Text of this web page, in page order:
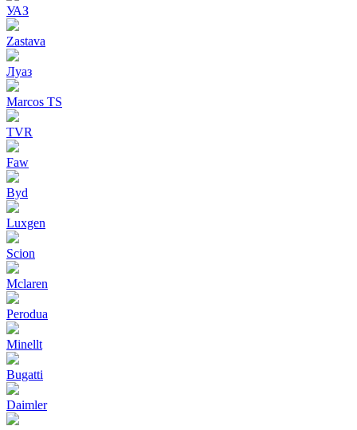
УАЗ
Zastava
Луаз
Marcos TS
TVR
Faw
Byd
Luxgen
Scion
Mclaren
Perodua
Minellt
Bugatti
Daimler